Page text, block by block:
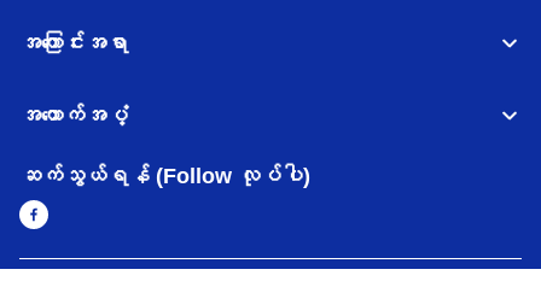
အကြောင်းအရာ
အထောက်အပံ့
ဆက်သွယ်ရန် (Follow လုပ်ပါ)